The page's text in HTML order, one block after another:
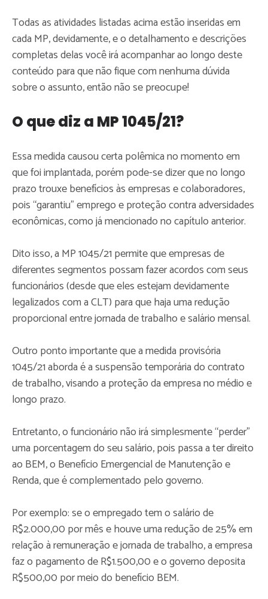
Todas as atividades listadas acima estão inseridas em
cada MP, devidamente, e o detalhamento e descrições
completas delas você irá acompanhar ao longo deste
conteúdo para que não fique com nenhuma dúvida
sobre o assunto, então não se preocupe!
O que diz a MP 1045/21?
Essa medida causou certa polêmica no momento em
que foi implantada, porém pode-se dizer que no longo
prazo trouxe benefícios às empresas e colaboradores,
pois “garantiu” emprego e proteção contra adversidades
econômicas, como já mencionado no capítulo anterior.
Dito isso, a MP 1045/21 permite que empresas de
diferentes segmentos possam fazer acordos com seus
funcionários (desde que eles estejam devidamente
legalizados com a CLT) para que haja uma redução
proporcional entre jornada de trabalho e salário mensal.
Outro ponto importante que a medida provisória
1045/21 aborda é a suspensão temporária do contrato
de trabalho, visando a proteção da empresa no médio e
longo prazo.
Entretanto, o funcionário não irá simplesmente “perder”
uma porcentagem do seu salário, pois passa a ter direito
ao BEM, o Benefício Emergencial de Manutenção e
Renda, que é complementado pelo governo.
Por exemplo: se o empregado tem o salário de
R$2.000,00 por mês e houve uma redução de 25% em
relação à remuneração e jornada de trabalho, a empresa
faz o pagamento de R$1.500,00 e o governo deposita
R$500,00 por meio do benefício BEM.